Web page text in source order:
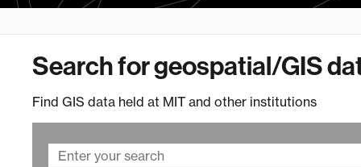
Search for geospatial/GIS
Find GIS data held at MIT and other institutions